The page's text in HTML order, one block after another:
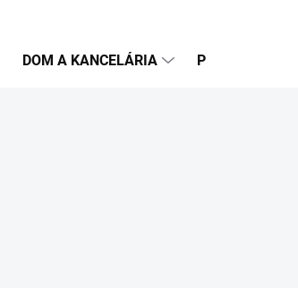
DOM A KANCELÁRIA POTRAVINY